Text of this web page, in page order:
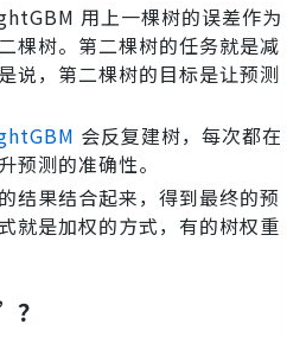
用上一棵树的误差作为
棵树。第二棵树的任务就是减
说，第二棵树的目标是让预测
会反复建树，每次都在
预测的准确性。
结果结合起来，得到最终的预
就是加权的方式，有的树权重